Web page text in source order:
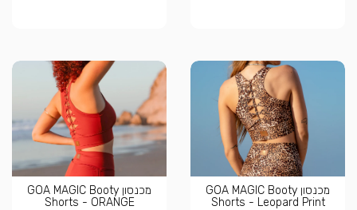
מכנסון GOA MAGIC Booty
Shorts - Leopard Print
מכנסון GOA MAGIC Booty
Shorts - ORANGE